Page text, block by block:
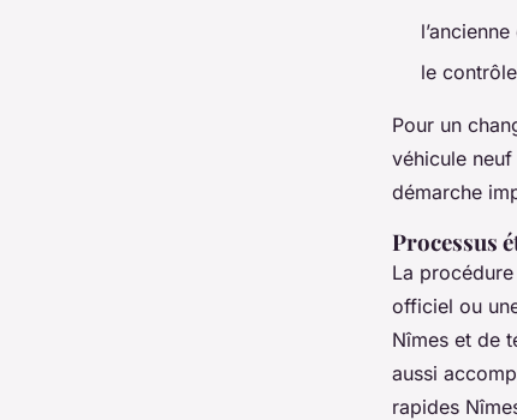
le
Pour un
véhicule
démarche
Processus
La
officiel ou
Nîmes et de
aussi
rapides